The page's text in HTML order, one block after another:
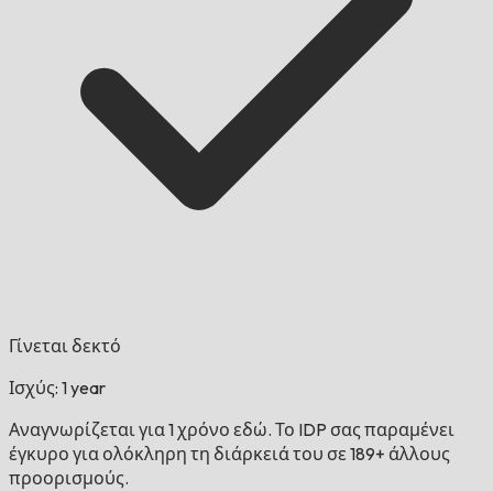
Γίνεται δεκτό
Ισχύς: 1 year
Αναγνωρίζεται για 1 χρόνο εδώ. Το IDP σας παραμένει
έγκυρο για ολόκληρη τη διάρκειά του σε 189+ άλλους
προορισμούς.